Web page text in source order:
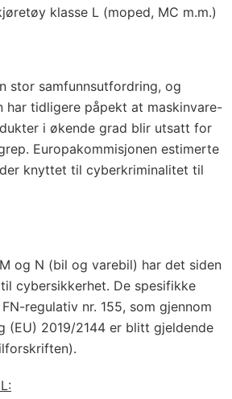
klasse L (moped, MC m.m.)
stor samfunnsutfordring, og
har tidligere påpekt at maskinvare-
i økende grad blir utsatt for
Europakommisjonen estimerte
knyttet til cyberkriminalitet til
og N (bil og varebil) har det siden
cybersikkerhet. De spesifikke
regulativ nr. 155, som gjennom
(EU) 2019/2144 er blitt gjeldende